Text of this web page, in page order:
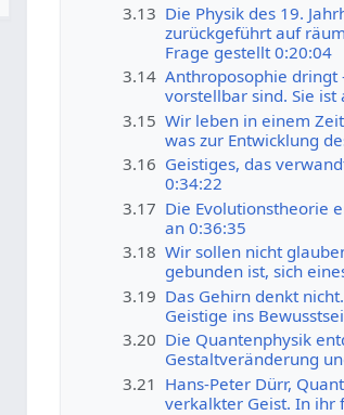
3.13 Die Physik des 19.
zurückgeführt auf
Frage gestellt 0:20:04
3.14 Anthroposophie dringt
vorstellbar sind. Sie ist
3.15 Wir leben in einem
was zur Entwicklung
3.16 Geistiges, das
0:34:22
3.17 Die Evolutionstheorie
an 0:36:35
3.18 Wir sollen nicht
gebunden ist, sich
3.19 Das Gehirn denkt
Geistige ins
3.20 Die Quantenphysik
Gestaltveränderung
3.21 Hans-Peter Dürr,
verkalkter Geist. In ihr